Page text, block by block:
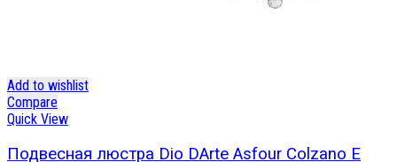
Add to wishlist
Compare
Quick View
Подвесная люстра Dio DArte Asfour Colzano E